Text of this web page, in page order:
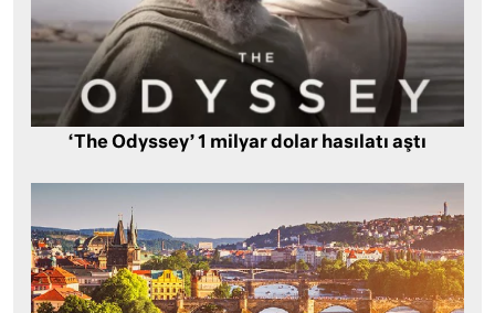
‘The Odyssey’ 1 milyar dolar hasılatı aştı